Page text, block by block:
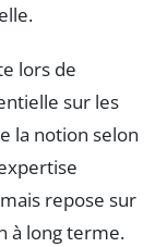
lors de
sur les
la notion selon
repose sur
à long terme.